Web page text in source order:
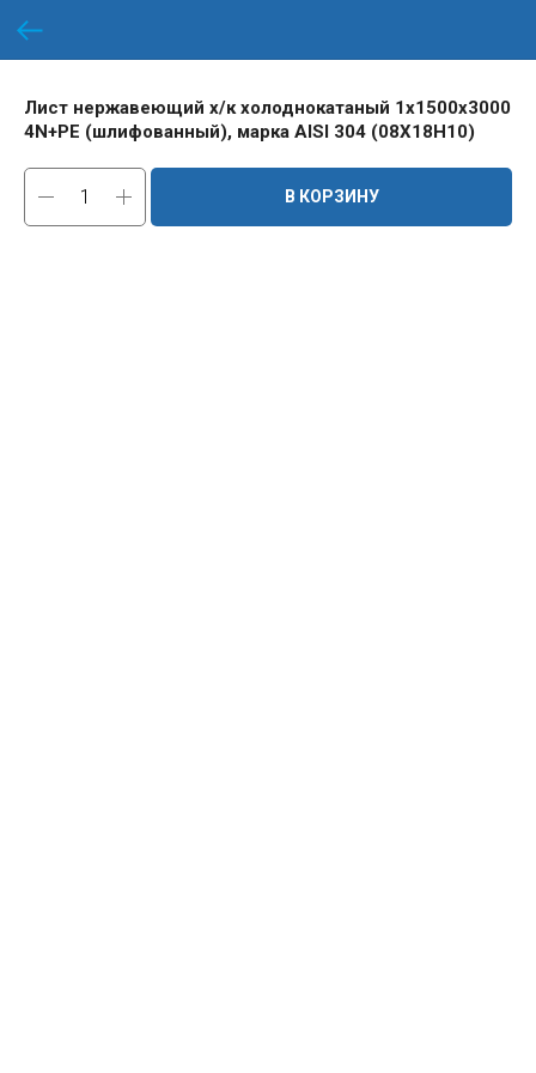
Лист нержавеющий х/к холоднокатаный 1х1500х3000
4N+PE (шлифованный), марка AISI 304 (08Х18Н10)
В КОРЗИНУ